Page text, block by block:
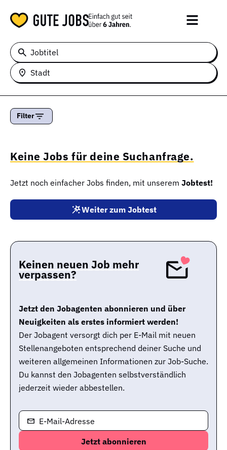
Jobtitel
Stadt
Filter
Keine Jobs für deine Suchanfrage.
Jetzt noch einfacher Jobs finden, mit unserem Jobtest!
Weiter zum Jobtest
Keinen neuen Job mehr
verpassen?
Jetzt den Jobagenten abonnieren und über
Neuigkeiten als erstes informiert werden!
Der Jobagent versorgt dich per E-Mail mit neuen
Stellenangeboten entsprechend deiner Suche und
weiteren allgemeinen Informationen zur Job-Suche.
Du kannst den Jobagenten selbstverständlich
jederzeit wieder abbestellen.
E-Mail-Adresse